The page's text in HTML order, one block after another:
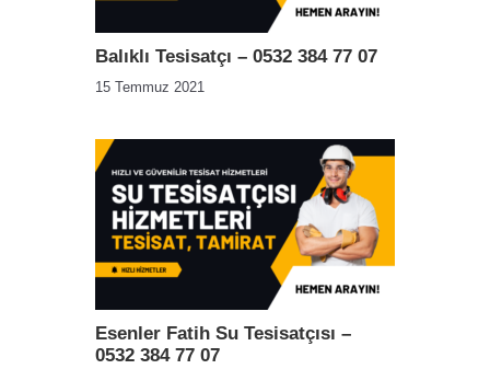
Balıklı Tesisatçı – 0532 384 77 07
15 Temmuz 2021
Esenler Fatih Su Tesisatçısı –
0532 384 77 07